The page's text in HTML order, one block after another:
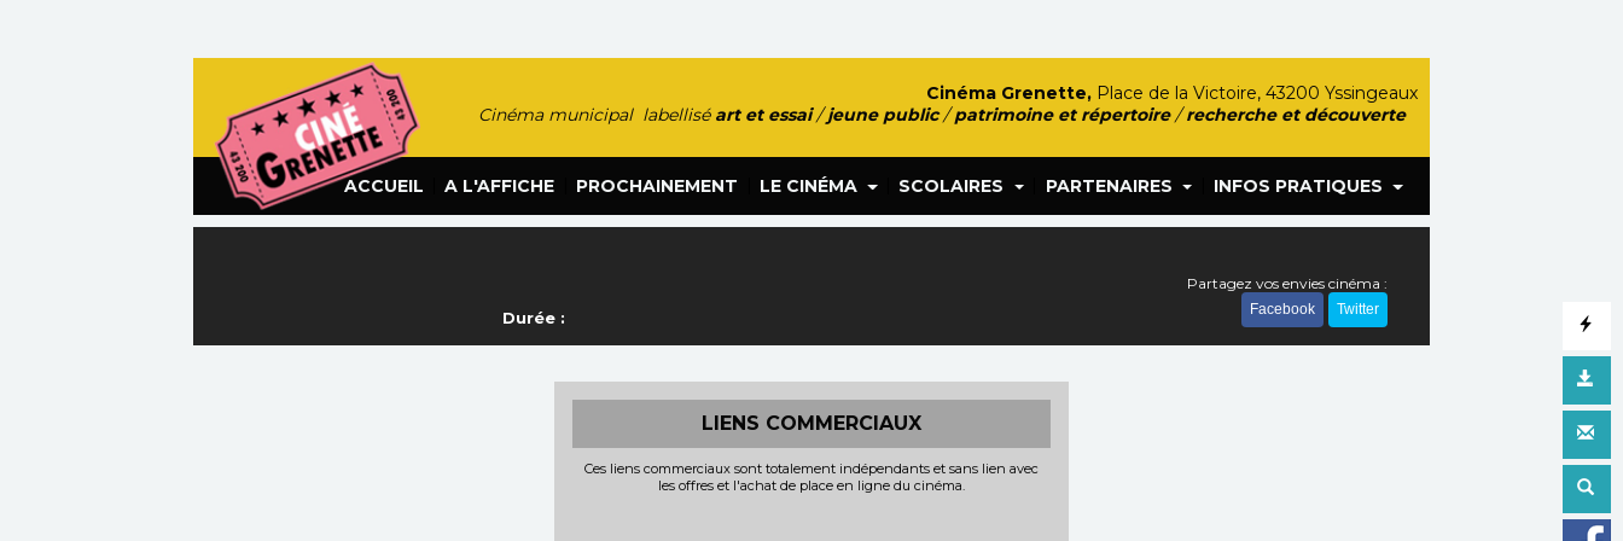
ACCUEIL A L'AFFICHE PROCHAINEMENT LE CINÉMA SCOLAIRES PARTENAIRES INFOS PRATIQUES
Cinéma Grenette, Place de la Victoire, 43200 Yssingeaux
Cinéma municipal labellisé art et essai/jeune public/patrimoine et répertoire/recherche et découverte
Durée :
Partagez vos envies cinéma :
Facebook Twitter
LIENS COMMERCIAUX
Ces liens commerciaux sont totalement indépendants et sans lien avec
les offres et l'achat de place en ligne du cinéma.